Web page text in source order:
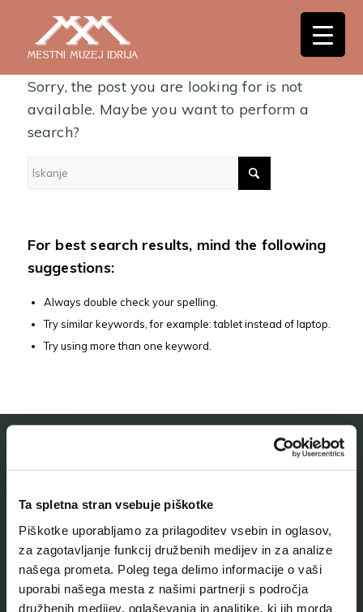
Ta spletna stran vsebuje piškotke
Piškotke uporabljamo za prilagoditev vsebin in oglasov,
za zagotavljanje funkcij družbenih medijev in za analize
našega prometa. Poleg tega delimo informacije o vaši
uporabi našega mesta z našimi partnerji s področja
družbenih medijev, oglaševanja in analitike, ki jih morda
Nothing Found
Sorry, the post you are looking for is not
available. Maybe you want to perform a
search?
For best search results, mind the following
suggestions:
Always double check your spelling.
Try similar keywords, for example: tablet instead of laptop.
Try using more than one keyword.
O muzeju
Naše zbirke
Aktualno
Kontakt